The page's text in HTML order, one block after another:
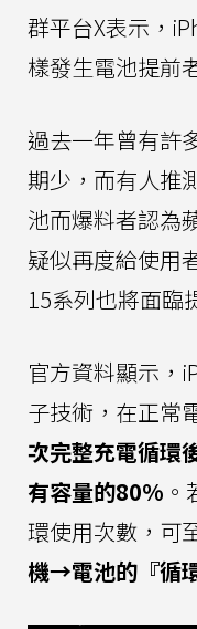
群平台X表示，
樣發生電池提前
過去一年曾有許
期少，而有人推
池而爆料者認為
疑似再度給使用
15系列也將面臨
官方資料顯示，
子技術，在正常
次完整充電循環
有容量的80%
環使用次數，可
機→電池的『循